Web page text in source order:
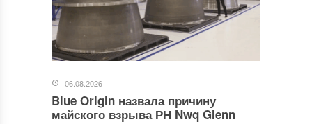
06.08.2026
Blue Origin назвала причину
майского взрыва РН Nwq Glenn